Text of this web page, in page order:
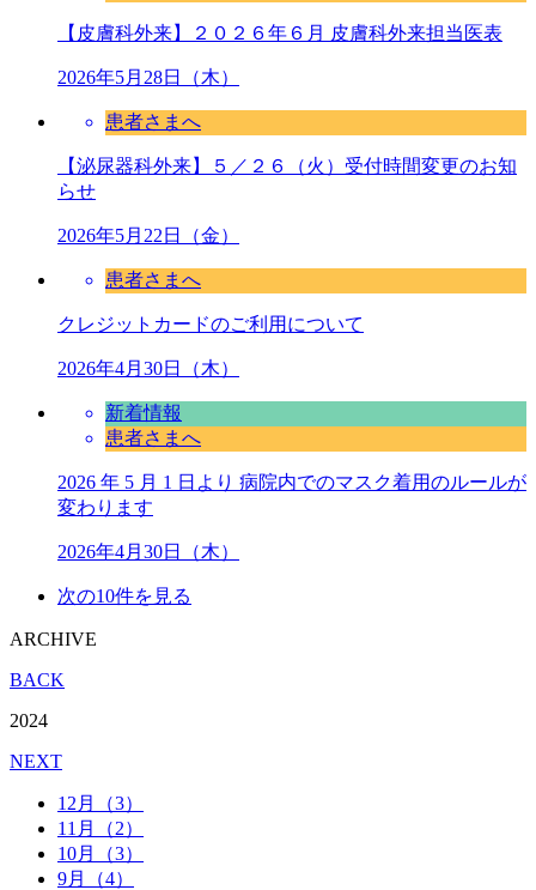
【皮膚科外来】２０２６年６月 皮膚科外来担当医表
2026年5月28日（木）
患者さまへ
【泌尿器科外来】５／２６（火）受付時間変更のお知
らせ
2026年5月22日（金）
患者さまへ
クレジットカードのご利用について
2026年4月30日（木）
新着情報
患者さまへ
2026 年 5 月 1 日より 病院内でのマスク着用のルールが
変わります
2026年4月30日（木）
次の10件を見る
ARCHIVE
BACK
2024
NEXT
12月（3）
11月（2）
10月（3）
9月（4）